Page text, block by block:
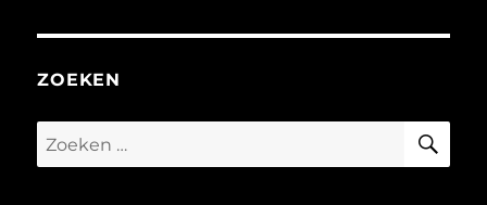
ZOEKEN
Zoeken
naar: